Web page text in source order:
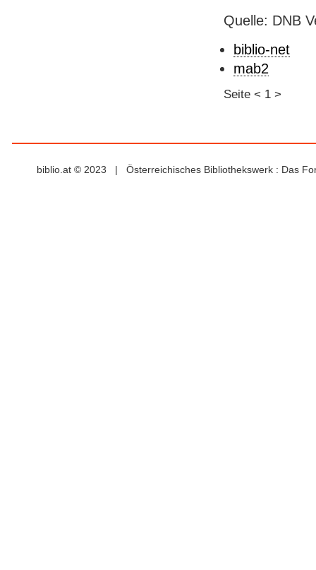
Quelle: DNB
biblio-net
mab2
Seite < 1 >
biblio.at © 2023 | Österreichisches Bibliothekswerk : Das